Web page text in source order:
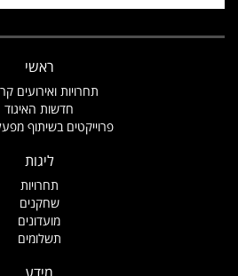
ראשי
תחרויות ואירועים
חדשות האיגוד
פרוייקטים בשיתוף
ליגות
תחרויות
שחקנים
מועדונים
תשלומים